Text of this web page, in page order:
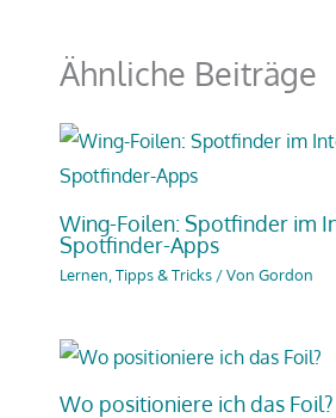
Ähnliche Beiträge
Wing-Foilen: Spotfinder im
Spotfinder-Apps
Lernen, Tipps & Tricks/ Von Gordon
Wo positioniere ich das Foil?